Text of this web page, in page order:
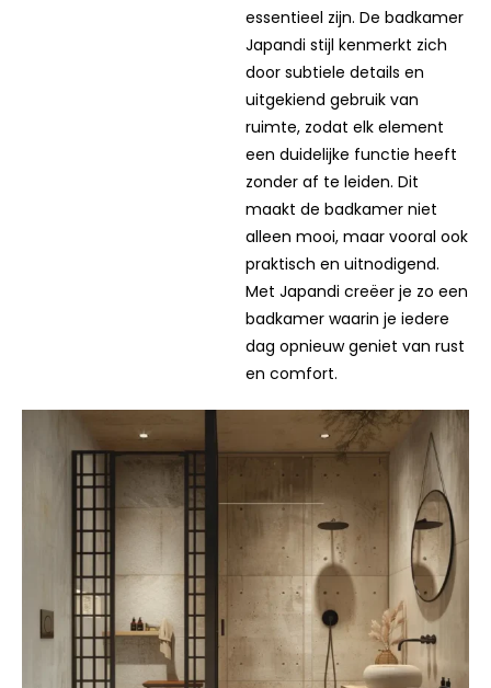
waar rust en balans
essentieel zijn. De badkamer
Japandi stijl kenmerkt zich
door subtiele details en
uitgekiend gebruik van
ruimte, zodat elk element
een duidelijke functie heeft
zonder af te leiden. Dit
maakt de badkamer niet
alleen mooi, maar vooral ook
praktisch en uitnodigend.
Met Japandi creëer je zo een
badkamer waarin je iedere
dag opnieuw geniet van rust